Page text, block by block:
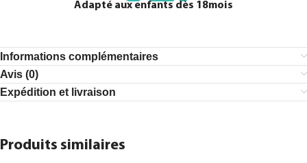
Adapté aux enfants dès 18mois
Informations complémentaires
Avis (0)
Expédition et livraison
Produits similaires